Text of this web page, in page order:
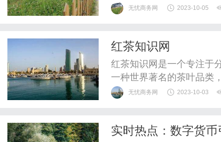
列车以长沙文和友经典场
月30日，长沙文和友...
无忧商务网 2023-10-05
红茶知识网
红茶知识网是一个专注于
一种世界著名的茶叶品类
识网上，你可以学习到关
各地人们喜爱的茶叶之一
无忧商务网 2023-10-03
实时热点：数字货